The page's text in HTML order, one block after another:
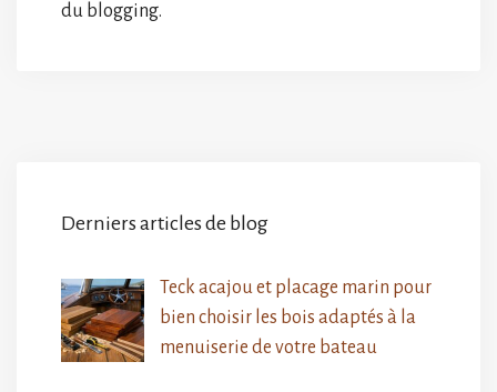
du blogging.
Derniers articles de blog
Teck acajou et placage marin pour
bien choisir les bois adaptés à la
menuiserie de votre bateau